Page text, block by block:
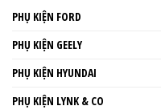
PHỤ KIỆN FORD
PHỤ KIỆN GEELY
PHỤ KIỆN HYUNDAI
PHỤ KIỆN LYNK & CO